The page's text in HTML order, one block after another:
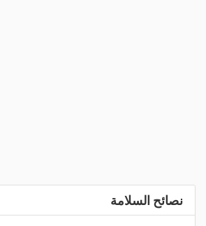
نصائح السلامة